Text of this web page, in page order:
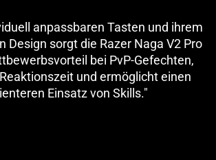
anpassbaren Tasten und ihrem
Design sorgt die Razer Naga V2 Pro
bei PvP-Gefechten,
und ermöglicht einen
Einsatz von Skills."